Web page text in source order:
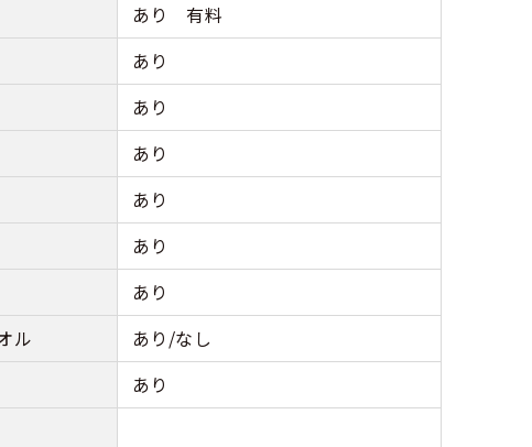
あり 有料
あり
あり
あり
あり
あり
あり
ル
あり/なし
あり